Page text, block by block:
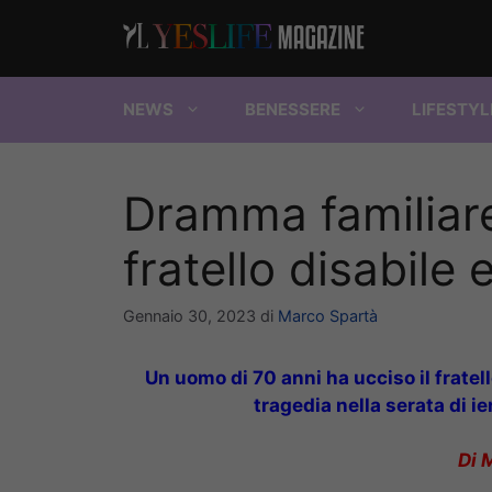
NEWS BENESSERE
Dramma
fratello disabile
Gennaio 30, 2023 di Marco Spartà
Un uomo di 70 anni ha ucciso il
tragedia nella serata di
Di